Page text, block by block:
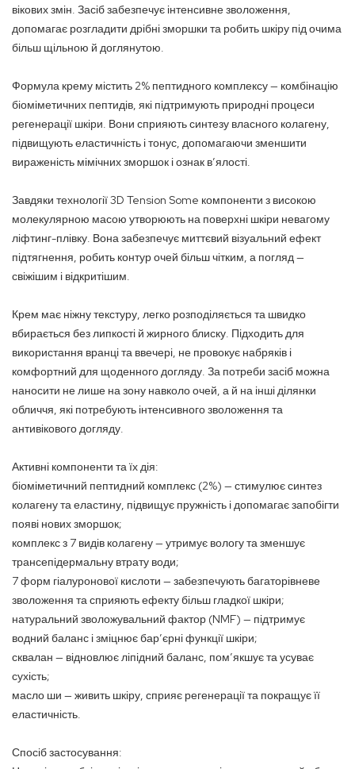
вікових змін. Засіб забезпечує інтенсивне зволоження,
допомагає розгладити дрібні зморшки та робить шкіру під очима
більш щільною й доглянутою.
Формула крему містить 2% пептидного комплексу — комбінацію
біоміметичних пептидів, які підтримують природні процеси
регенерації шкіри. Вони сприяють синтезу власного колагену,
підвищують еластичність і тонус, допомагаючи зменшити
вираженість мімічних зморшок і ознак в’ялості.
Завдяки технології 3D Tension Some компоненти з високою
молекулярною масою утворюють на поверхні шкіри невагому
ліфтинг-плівку. Вона забезпечує миттєвий візуальний ефект
підтягнення, робить контур очей більш чітким, а погляд —
свіжішим і відкритішим.
Крем має ніжну текстуру, легко розподіляється та швидко
вбирається без липкості й жирного блиску. Підходить для
використання вранці та ввечері, не провокує набряків і
комфортний для щоденного догляду. За потреби засіб можна
наносити не лише на зону навколо очей, а й на інші ділянки
обличчя, які потребують інтенсивного зволоження та
антивікового догляду.
Активні компоненти та їх дія:
біоміметичний пептидний комплекс (2%) — стимулює синтез
колагену та еластину, підвищує пружність і допомагає запобігти
появі нових зморшок;
комплекс з 7 видів колагену — утримує вологу та зменшує
трансепідермальну втрату води;
7 форм гіалуронової кислоти — забезпечують багаторівневе
зволоження та сприяють ефекту більш гладкої шкіри;
натуральний зволожувальний фактор (NMF) — підтримує
водний баланс і зміцнює бар’єрні функції шкіри;
сквалан — відновлює ліпідний баланс, пом’якшує та усуває
сухість;
масло ши — живить шкіру, сприяє регенерації та покращує її
еластичність.
Спосіб застосування: